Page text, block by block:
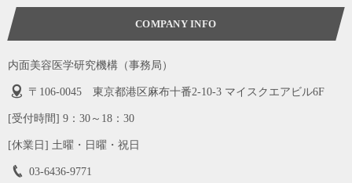
COMPANY INFO
内面美容医学研究機構（事務局）
〒106-0045 東京都港区麻布十番2-10-3 マイスクエアビル6F
[受付時間] 9：30～18：30
[休業日] 土曜・日曜・祝日
03-6436-9771